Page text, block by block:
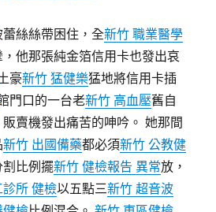
蕾絲絲帶困住，全新竹 職業醫學
他那張純金箔信用卡也發出哀
豪新竹 猛健樂猛地將信用卡插
門口的一台老新竹 高血壓舊自
賣機發出痛苦的呻吟。 她那間
新竹 出國備藥都必須新竹 公教健
比例擺新竹 健檢報告 異常放，
診所 健檢以五點三新竹 超音波